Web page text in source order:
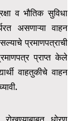
व भौतिक सुविधा
असणाऱ्या वाहन
प्रमाणपत्राची
प्राप्त केले
वाहतुकीचे वाहन